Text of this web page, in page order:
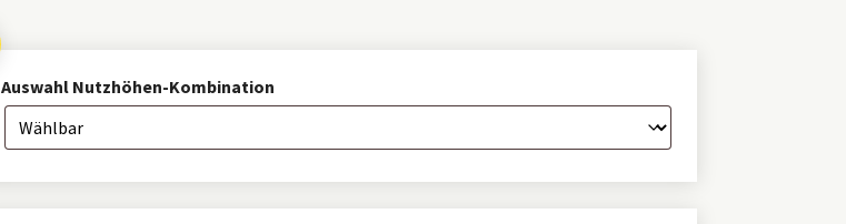
Auswahl Nutzhöhen-Kombination